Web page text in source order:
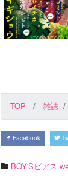
TOP 雑誌
Facebook
BOY'Sピアス